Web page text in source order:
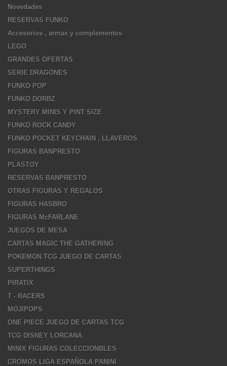
Novedades
RESERVAS FUNKO
Accesorios , armas y complementos
LEGO
GRANDES OFERTAS
SERIE DRAGONES
FUNKO POP
FUNKO DORBZ
MYSTERY MINIS Y PINT SIZE
FUNKO ROCK CANDY
FUNKO POCKET KEYCHAIN , LLAVEROS
FIGURAS BANPRESTO
PLASTOY
RESERVAS BANPRESTO
OTRAS FIGURAS Y REGALOS
FIGURAS HASBRO
FIGURAS McFARLANE
JUEGOS DE MESA
CARTAS MAGIC THE GATHERING
POKEMON TCG JUEGO DE CARTAS
SUPERTHINGS
PIRATIX
T - RACERS
MOJIPOPS
ONE PIECE JUEGO DE CARTAS TCG
TCG DISNEY LORCANA
MINIX FIGURAS COLECCIONBLES
CROMOS LIGA ESPAÑOLA PANINI